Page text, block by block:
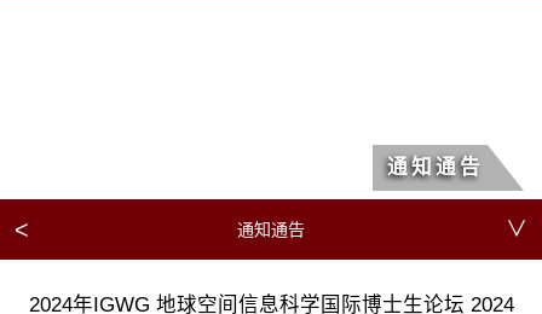
通知通告
< 通知通告 ∨
2024年IGWG 地球空间信息科学国际博士生论坛 2024